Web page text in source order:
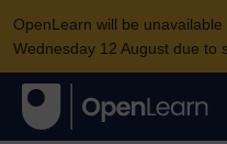
OpenLearn will be
Wednesday 12 August due to